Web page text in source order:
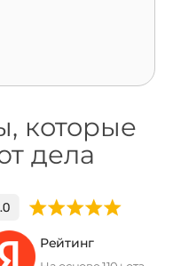
которые
дела
Рейтинг